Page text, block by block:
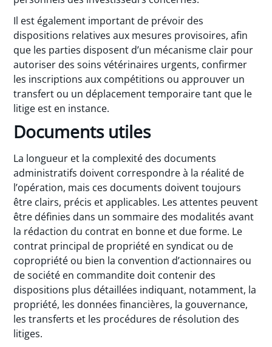
Il est également important de prévoir des
dispositions relatives aux mesures provisoires, afin
que les parties disposent d’un mécanisme clair pour
autoriser des soins vétérinaires urgents, confirmer
les inscriptions aux compétitions ou approuver un
transfert ou un déplacement temporaire tant que le
litige est en instance.
Documents utiles
La longueur et la complexité des documents
administratifs doivent correspondre à la réalité de
l’opération, mais ces documents doivent toujours
être clairs, précis et applicables. Les attentes peuvent
être définies dans un sommaire des modalités avant
la rédaction du contrat en bonne et due forme. Le
contrat principal de propriété en syndicat ou de
copropriété ou bien la convention d’actionnaires ou
de société en commandite doit contenir des
dispositions plus détaillées indiquant, notamment, la
propriété, les données financières, la gouvernance,
les transferts et les procédures de résolution des
litiges.